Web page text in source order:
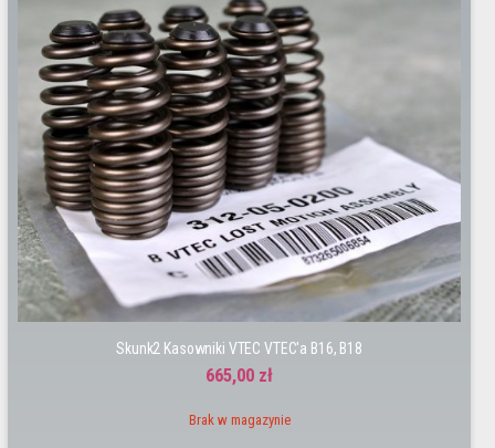
Skunk2 Kasowniki VTEC VTEC'a B16, B18
665,00 zł
Brak w magazynie